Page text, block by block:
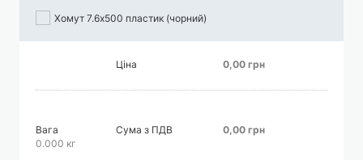
Хомут 7.6х500 пластик (чорний)
Ціна 0,00 грн
Вага
0.000 кг
Сума з ПДВ 0,00 грн